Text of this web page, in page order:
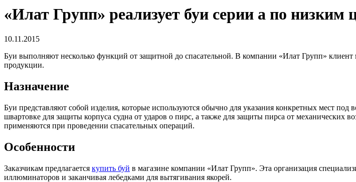
«Илат Групп» реализует буи серии а по низким
10.11.2015
Буи выполняют несколько функций от защитной до спасательной. В компании «Илат Групп» клиент
продукции.
Назначение
Буи представляют собой изделия, которые используются обычно для указания конкретных мест под
швартовке для защиты корпуса судна от ударов о пирс, а также для защиты пирса от механических
применяются при проведении спасательных операций.
Особенности
Заказчикам предлагается купить буй в магазине компании «Илат Групп». Эта организация
иллюминаторов и заканчивая лебедками для вытягивания якорей.